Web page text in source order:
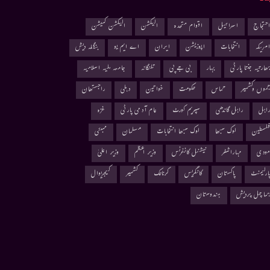
احتجاج اسرائیل اقوام متحدہ الیکشن
الیکشن کمیشن
امریکہ
انتخابات اپوزیشن ایران اے ایم یو
بنگلہ دیش
بھارتیہ جنتا پارٹی
بہار بی جے پی تلنگانہ
جامعہ ملیہ اسلامیہ
جموں وکشمیر
حماس حکومت خواتین دہلی
راجستھان
راہل
راہل گاندھی سپریم کورٹ عام آدمی پارٹی
غزہ
فلسطین
لوک سبھا لوک سبھا انتخابات مسلمان
ممبئی
مودی
مہاراشٹر نیشنل کانفرنس وزیر اعظم
وزیر اعلیٰ
پارلیمنٹ
پاکستان کانگریس کرناٹک کشمیر
کیجریوال
ہماچل پردیش
ہندوستان